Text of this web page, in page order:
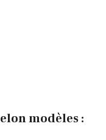
modèles :